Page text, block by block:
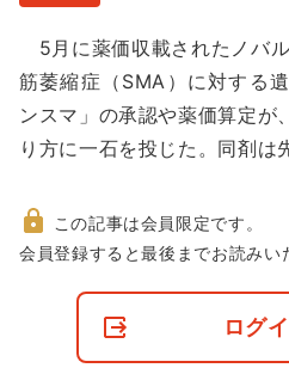
に
動
5月に薬価収載されたノバ
筋萎縮症（SMA）に対する
ンスマ」の承認や薬価算定が
り方に一石を投じた。同剤
非
この記事は会員限定です。
会員登録すると最後までお読みい
ログ